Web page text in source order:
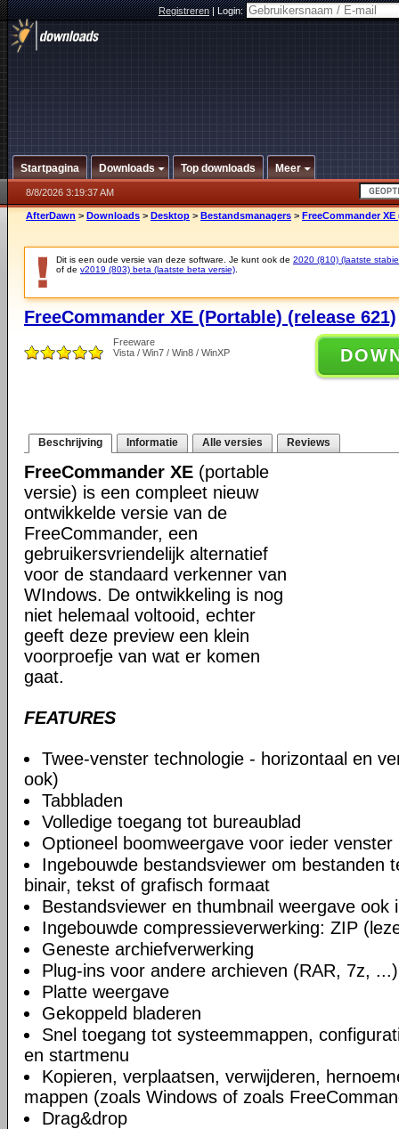
Registreren|Login:
Startpagina Downloads Top downloads Meer
8/8/2026 3:19:37 AM
AfterDawn > Downloads > Desktop > Bestandsmanagers > FreeCommander XE
Dit is een oude versie van deze software. Je kunt ook de 2020 (810) (laatste
of de v2019 (803) beta (laatste beta versie)
FreeCommander XE (Portable) (release 621)
Freeware
Vista / Win7 / Win8 / WinXP
Beschrijving Informatie Alle versies Reviews
FreeCommander XE (portable
versie) is een compleet nieuw
ontwikkelde versie van de
FreeCommander, een
gebruikersvriendelijk alternatief
voor de standaard verkenner van
WIndows. De ontwikkeling is nog
niet helemaal voltooid, echter
geeft deze preview een klein
voorproefje van wat er komen
gaat.
FEATURES
Twee-venster technologie - horizontaal en
ook)
Tabbladen
Volledige toegang tot bureaublad
Optioneel boomweergave voor ieder venster
Ingebouwde bestandsviewer om bestanden
binair, tekst of grafisch formaat
Bestandsviewer en thumbnail weergave ook
Ingebouwde compressieverwerking: ZIP
Geneste archiefverwerking
Plug-ins voor andere archieven (RAR, 7z, ...)
Platte weergave
Gekoppeld bladeren
Snel toegang tot systeemmappen,
en startmenu
Kopieren, verplaatsen, verwijderen,
mappen (zoals Windows of zoals
Drag&drop